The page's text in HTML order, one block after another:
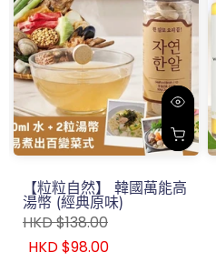
【粒粒自然】 韓國萬能高
湯幣 (經典原味)
HKD $138.00
HKD $98.00